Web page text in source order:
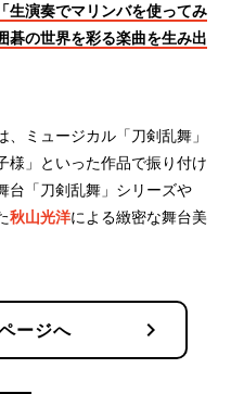
生演奏でマリンバを使ってみ
碁の世界を彩る楽曲を生み出
ミュージカル「刀剣乱舞」
様」といった作品で振り付け
台「刀剣乱舞」シリーズや
秋山光洋による緻密な舞台美
ージへ chevron_right